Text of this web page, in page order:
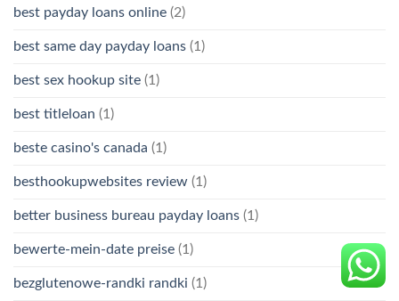
best payday loans online (2)
best same day payday loans (1)
best sex hookup site (1)
best titleloan (1)
beste casino's canada (1)
besthookupwebsites review (1)
better business bureau payday loans (1)
bewerte-mein-date preise (1)
bezglutenowe-randki randki (1)